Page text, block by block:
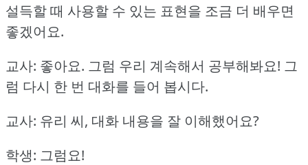
설득할 때 사용할 수 있는 표현을 조금 더 배우면
좋겠어요.
교사: 좋아요. 그럼 우리 계속해서 공부해봐요! 그
럼 다시 한 번 대화를 들어 봅시다.
교사: 유리 씨, 대화 내용을 잘 이해했어요?
학생: 그럼요!